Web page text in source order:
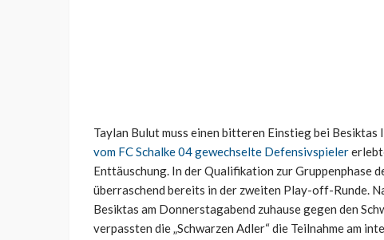
Taylan Bulut muss einen bitteren Einstieg bei
vom FC Schalke 04 gewechselte Defensivspieler
Enttäuschung. In der Qualifikation zur Gruppenphase
überraschend bereits in der zweiten Play-off-Runde.
Besiktas am Donnerstagabend zuhause gegen den
verpassten die „Schwarzen Adler“ die Teilnahme am